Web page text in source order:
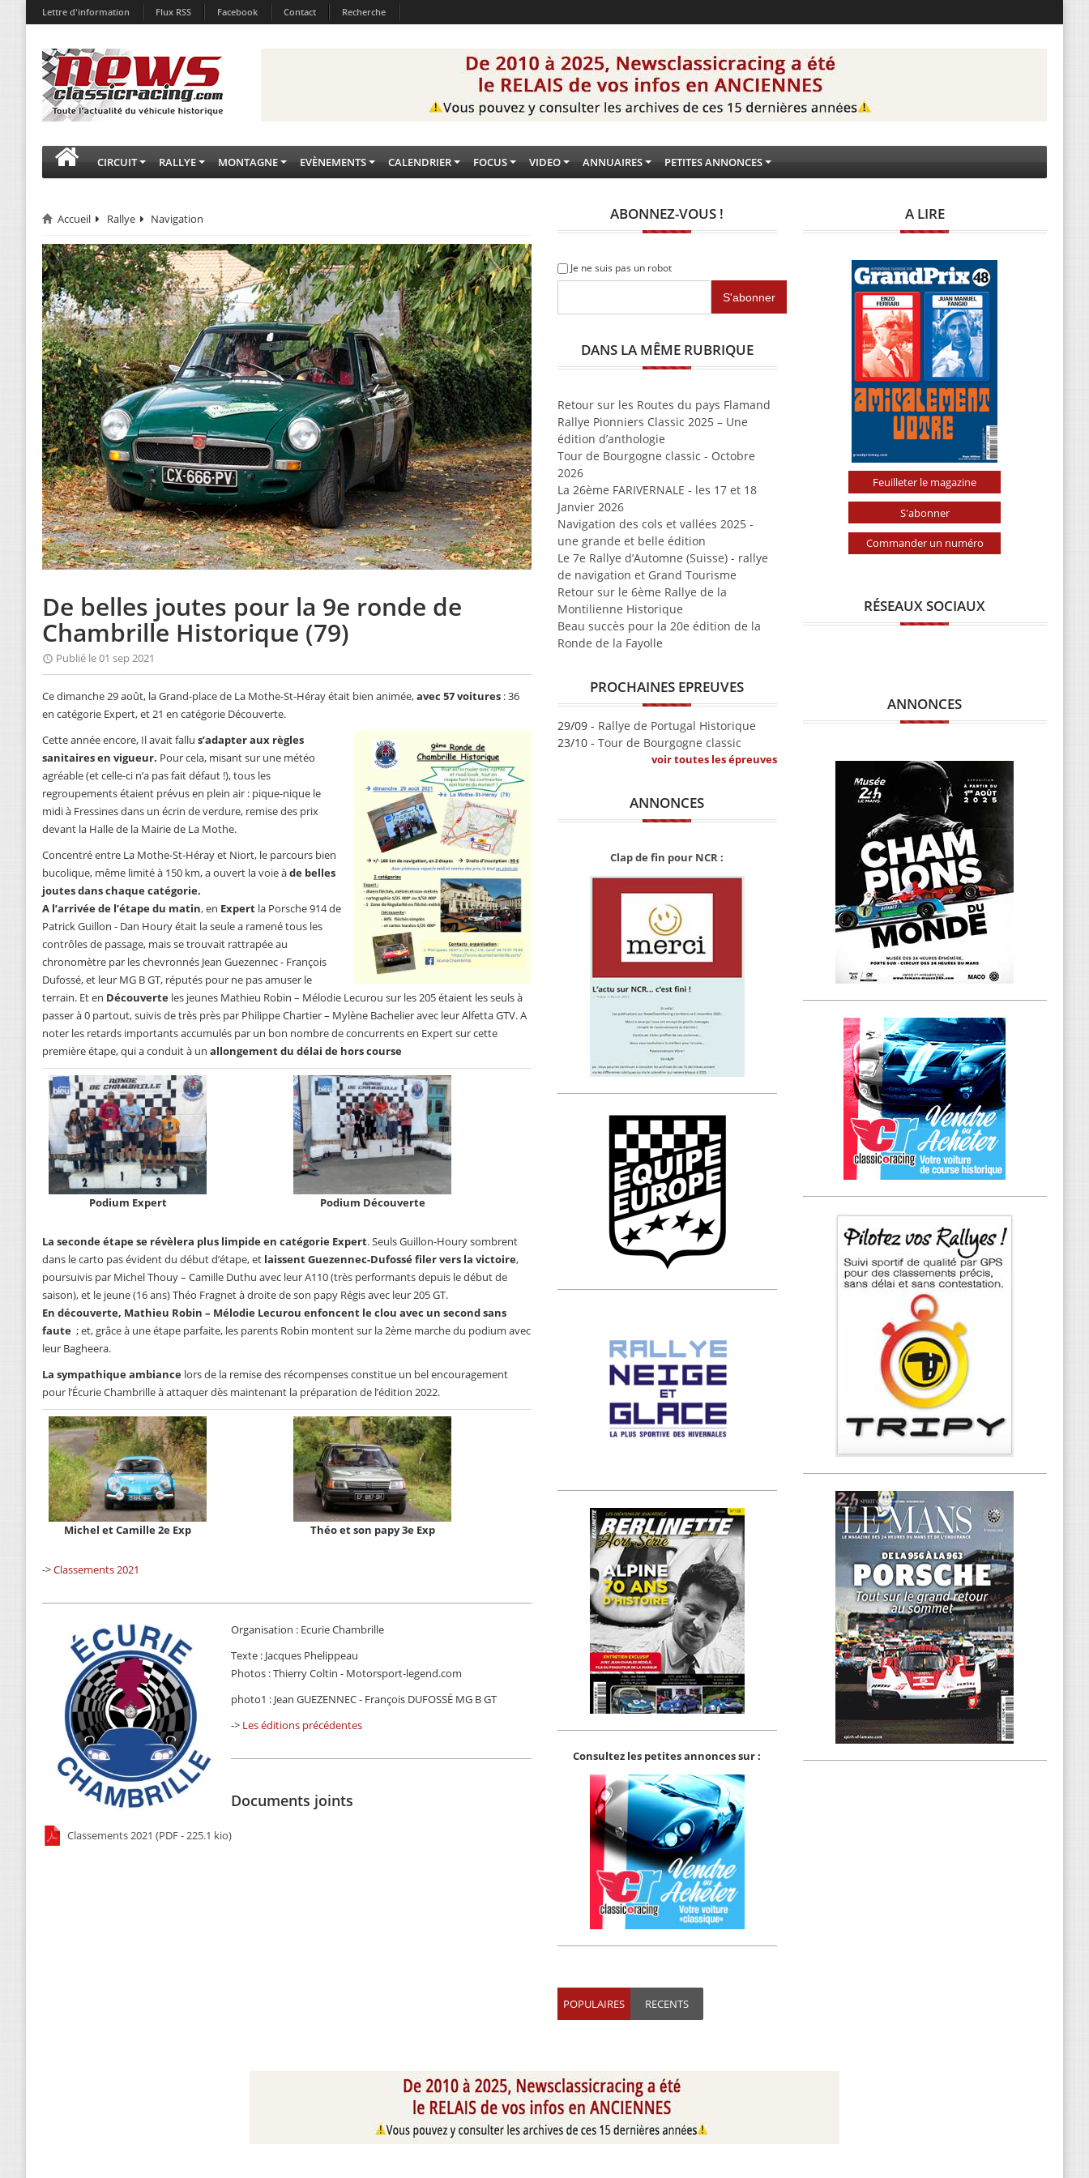
Lettre d'information Flux RSS Facebook Contact Recherche
CIRCUIT RALLYE MONTAGNE EVÈNEMENTS CALENDRIER FOCUS VIDEO ANNUAIRES PETITES ANNONCES
Accueil Rallye Navigation
De belles joutes pour la 9e ronde de
Chambrille Historique (79)
Publié le 01 sep 2021
Ce dimanche 29 août, la Grand-place de La Mothe-St-Héray était bien animée,avec 57 voitures : 36
en catégorie Expert, et 21 en catégorie Découverte.
Cette année encore, Il avait fallu s’adapter aux règles
sanitaires en vigueur. Pour cela, misant sur une météo
agréable (et celle-ci n’a pas fait défaut !), tous les
regroupements étaient prévus en plein air : pique-nique le
midi à Fressines dans un écrin de verdure, remise des prix
devant la Halle de la Mairie de La Mothe.
Concentré entre La Mothe-St-Héray et Niort, le parcours bien
bucolique, même limité à 150 km, a ouvert la voie àde belles
joutes dans chaque catégorie.
A l’arrivée de l’étape du matin, en Expert la Porsche 914 de
Patrick Guillon - Dan Houry était la seule a ramené tous les
contrôles de passage, mais se trouvait rattrapée au
chronomètre par les chevronnés Jean Guezennec - François
Dufossé, et leur MG B GT, réputés pour ne pas amuser le
terrain. Et en Découverte les jeunes Mathieu Robin – Mélodie Lecurou sur les 205 étaient les seuls à
passer à 0 partout, suivis de très près par Philippe Chartier – Mylène Bachelier avec leur Alfetta GTV. A
noter les retards importants accumulés par un bon nombre de concurrents en Expert sur cette
première étape, qui a conduit à un allongement du délai de hors course
Podium Expert Podium Découverte
La seconde étape se révèlera plus limpide en catégorie Expert. Seuls Guillon-Houry sombrent
dans le carto pas évident du début d’étape, et laissent Guezennec-Dufossé filer vers la victoire,
poursuivis par Michel Thouy – Camille Duthu avec leur A110 (très performants depuis le début de
saison), et le jeune (16 ans) Théo Fragnet à droite de son papy Régis avec leur 205 GT.
En découverte, Mathieu Robin – Mélodie Lecurou enfoncent le clou avec un second sans
faute ; et, grâce à une étape parfaite, les parents Robin montent sur la 2ème marche du podium avec
leur Bagheera.
La sympathique ambiance lors de la remise des récompenses constitue un bel encouragement
pour l’Écurie Chambrille à attaquer dès maintenant la préparation de l’édition 2022.
Michel et Camille 2e Exp Théo et son papy 3e Exp
->Classements 2021
Organisation : Ecurie Chambrille
Texte : Jacques Phelippeau
Photos : Thierry Coltin - Motorsport-legend.com
photo1 : Jean GUEZENNEC - François DUFOSSÉ MG B GT
-> Les éditions précédentes
Documents joints
Classements 2021 (PDF - 225.1 kio)
ABONNEZ-VOUS !
Je ne suis pas un robot
DANS LA MÊME RUBRIQUE
Retour sur les Routes du pays Flamand
Rallye Pionniers Classic 2025 – Une
édition d’anthologie
Tour de Bourgogne classic - Octobre
2026
La 26ème FARIVERNALE - les 17 et 18
Janvier 2026
Navigation des cols et vallées 2025 -
une grande et belle édition
Le 7e Rallye d’Automne (Suisse) - rallye
de navigation et Grand Tourisme
Retour sur le 6ème Rallye de la
Montilienne Historique
Beau succès pour la 20e édition de la
Ronde de la Fayolle
PROCHAINES EPREUVES
29/09 - Rallye de Portugal Historique
23/10 - Tour de Bourgogne classic
voir toutes les épreuves
ANNONCES
Clap de fin pour NCR :
Consultez les petites annonces sur :
POPULAIRES RECENTS
A LIRE
Feuilleter le magazine
S'abonner
Commander un numéro
RÉSEAUX SOCIAUX
ANNONCES